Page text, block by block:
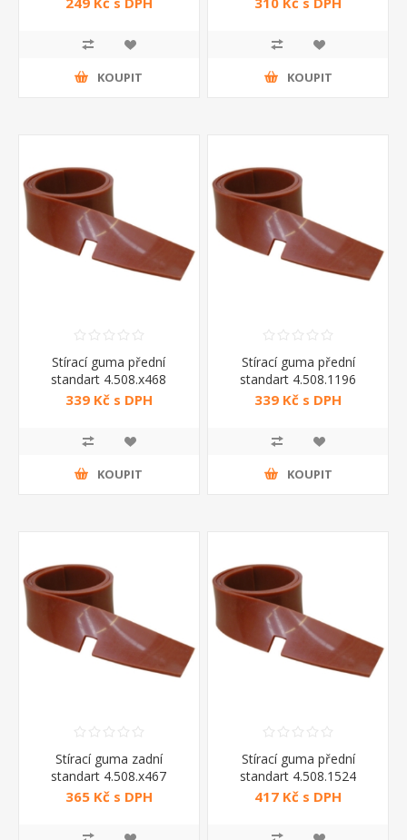
KOUPIT KOUPIT
Stírací guma přední
standart 4.508.x468
339 Kč s DPH
KOUPIT
Stírací guma přední
standart 4.508.1196
339 Kč s DPH
KOUPIT
Stírací guma zadní
standart 4.508.x467
365 Kč s DPH
Stírací guma přední
standart 4.508.1524
417 Kč s DPH